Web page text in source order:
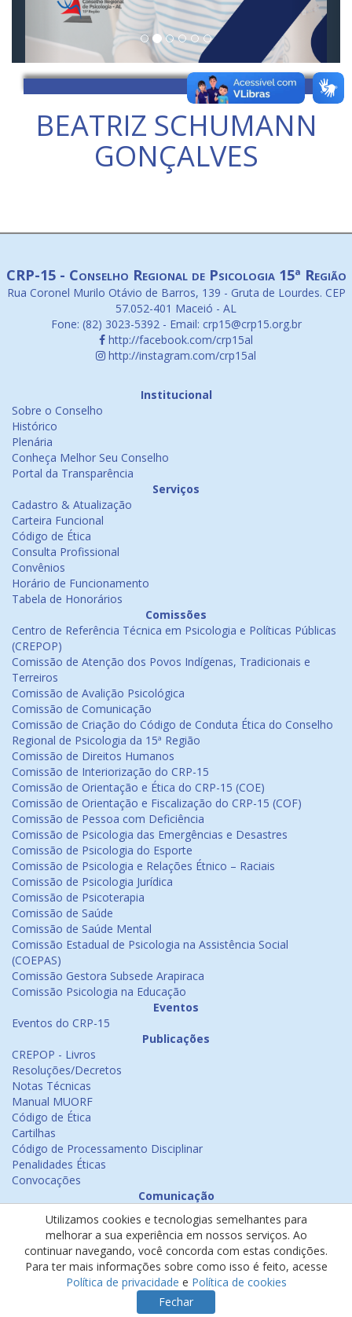
BEATRIZ SCHUMANN
GONÇALVES
CRP-15 - Conselho Regional de Psicologia 15ª Região
Rua Coronel Murilo Otávio de Barros, 139 - Gruta de Lourdes. CEP
57.052-401 Maceió - AL
Fone: (82) 3023-5392 - Email: crp15@crp15.org.br
http://facebook.com/crp15al
http://instagram.com/crp15al
Institucional
Sobre o Conselho
Histórico
Plenária
Conheça Melhor Seu Conselho
Portal da Transparência
Serviços
Cadastro & Atualização
Carteira Funcional
Código de Ética
Consulta Profissional
Convênios
Horário de Funcionamento
Tabela de Honorários
Comissões
Centro de Referência Técnica em Psicologia e Políticas Públicas
(CREPOP)
Comissão de Atenção dos Povos Indígenas, Tradicionais e
Terreiros
Comissão de Avalição Psicológica
Comissão de Comunicação
Comissão de Criação do Código de Conduta Ética do Conselho
Regional de Psicologia da 15ª Região
Comissão de Direitos Humanos
Comissão de Interiorização do CRP-15
Comissão de Orientação e Ética do CRP-15 (COE)
Comissão de Orientação e Fiscalização do CRP-15 (COF)
Comissão de Pessoa com Deficiência
Comissão de Psicologia das Emergências e Desastres
Comissão de Psicologia do Esporte
Comissão de Psicologia e Relações Étnico – Raciais
Comissão de Psicologia Jurídica
Comissão de Psicoterapia
Comissão de Saúde
Comissão de Saúde Mental
Comissão Estadual de Psicologia na Assistência Social
(COEPAS)
Comissão Gestora Subsede Arapiraca
Comissão Psicologia na Educação
Eventos
Eventos do CRP-15
Publicações
CREPOP - Livros
Resoluções/Decretos
Notas Técnicas
Manual MUORF
Código de Ética
Cartilhas
Código de Processamento Disciplinar
Penalidades Éticas
Convocações
Comunicação
Emissão de Certificados
Psicologia na Mídia
Ouvidoria
Política de cookies
Política de privacidade
Utilizamos cookies e tecnologias semelhantes para
melhorar a sua experiência em nossos serviços. Ao
continuar navegando, você concorda com estas condições.
Para ter mais informações sobre como isso é feito, acesse
Política de privacidade e Política de cookies
Fechar